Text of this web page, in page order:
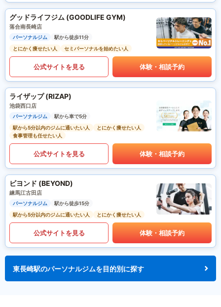
グッドライフジム (GOODLIFE GYM)
落合南長崎店
パーソナルジム
駅から徒歩11分
とにかく痩せたい人
セミパーソナルを始めたい人
公式サイトを見る 体験・相談予約
ライザップ (RIZAP)
池袋西口店
パーソナルジム
駅から車で5分
駅から5分以内のジムに通いたい人
とにかく痩せたい人
食事管理も任せたい人
公式サイトを見る 体験・相談予約
ビヨンド (BEYOND)
練馬江古田店
パーソナルジム
駅から徒歩15分
駅から5分以内のジムに通いたい人
とにかく痩せたい人
公式サイトを見る 体験・相談予約
東長崎駅のパーソナルジムを目的別に探す